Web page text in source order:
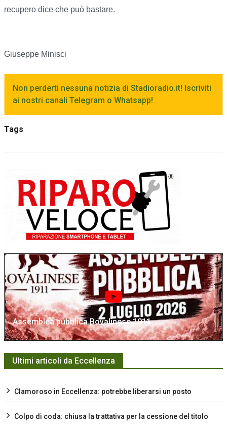
recupero dice che può bastare.
Giuseppe Minisci
Non perderti nessuna notizia di Stadioradio.it! Iscriviti
ai nostri canali Telegram o Whatsapp!
Tags
Assemblea pubblica Bovalinese 1911
Ultimi articoli da Eccellenza
Clamoroso in Eccellenza: potrebbe liberarsi un posto
Colpo di coda: chiusa la trattativa per la cessione del titolo